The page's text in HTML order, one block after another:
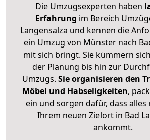
Die Umzugsexperten haben
Erfahrung im Bereich
Langensalza und kennen die
ein Umzug von Münster nach
mit sich bringt. Sie kümmern
der Planung bis hin zur
Umzugs. Sie organisieren den
Möbel und Habseligkeiten,
ein und sorgen dafür, dass
Ihrem neuen Zielort in Bad
ankommt.